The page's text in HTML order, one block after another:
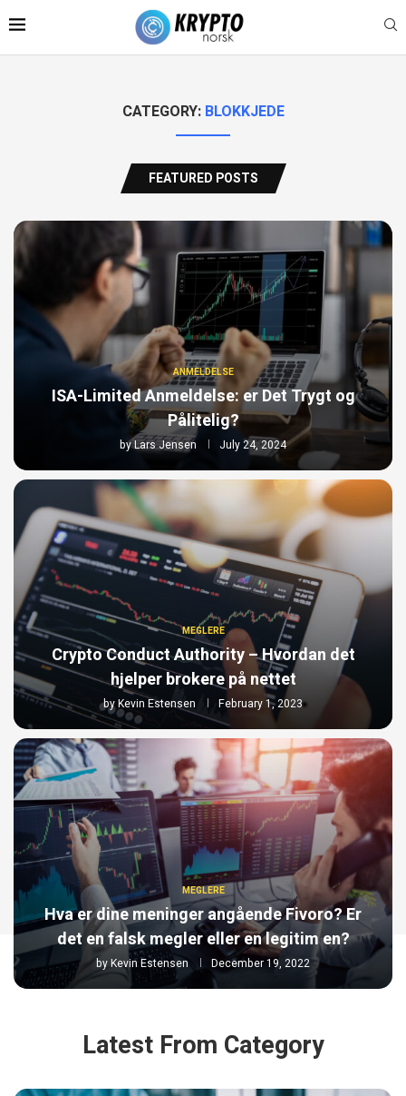
CATEGORY: BLOKKJEDE
FEATURED POSTS
ANMELDELSE
ISA-Limited Anmeldelse: er Det Trygt og
Pålitelig?
byLars Jensen July 24, 2024
MEGLERE
Crypto Conduct Authority – Hvordan det
hjelper brokere på nettet
byKevin Estensen February 1, 2023
MEGLERE
Hva er dine meninger angående Fivoro? Er
det en falsk megler eller en legitim en?
byKevin Estensen December 19, 2022
Latest From Category